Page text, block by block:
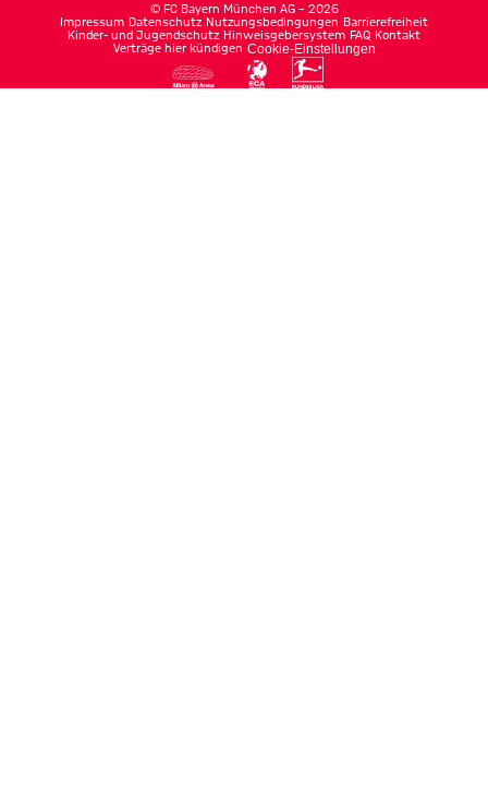
© FC Bayern München AG – 2026
Impressum Datenschutz Nutzungsbedingungen Barrierefreiheit
Kinder- und Jugendschutz Hinweisgebersystem FAQ Kontakt
Verträge hier kündigen Cookie-Einstellungen